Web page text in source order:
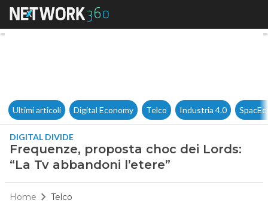
Frequenze, proposta choc dei
Ultimi articoli Digital Economy Telco Industria 4.0
DIGITAL DIVIDE
Frequenze, proposta choc dei Lords:
“La Tv abbandoni l’etere”
Home Telco